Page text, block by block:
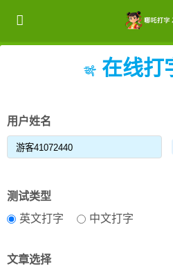
在线打
用户姓名
测试类型
英文打字
中文打字
文章选择